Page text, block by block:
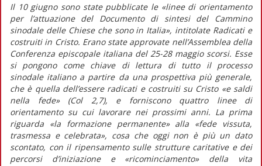
Il 10 giugno sono state pubblicate le «linee di orientamento
per l’attuazione del Documento di sintesi del Cammino
sinodale delle Chiese che sono in Italia», intitolateRadicati e
costruiti in Cristo. Erano state approvate nell’Assemblea della
Conferenza episcopale italiana del 25-28 maggio scorsi. Esse
si pongono come chiave di lettura di tutto il processo
sinodale italiano a partire da una prospettiva più generale,
che è quella dell’essere radicati e costruiti su Cristo «e saldi
nella fede» (Col 2,7), e forniscono quattro linee di
orientamento su cui lavorare nei prossimi anni. La prima
riguarda «la formazione permanente» alla «fede vissuta,
trasmessa e celebrata», cosa che oggi non è più un dato
scontato, con il ripensamento sulle strutture caritative e dei
percorsi d’iniziazione e «ricominciamento» della vita